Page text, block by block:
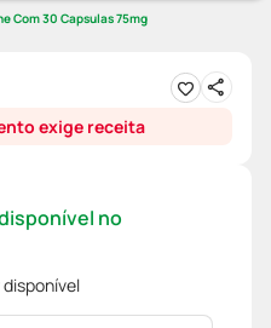
Com 30 Capsulas 75mg
exige receita
no